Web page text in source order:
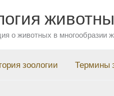
о животных в многообразии
зоологии Термины